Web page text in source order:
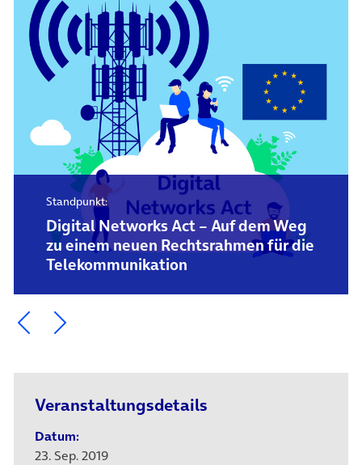
Standpunkt:
Digital Networks Act – Auf dem Weg
zu einem neuen Rechtsrahmen für die
Telekommunikation
Ein Element zurück blättern
Ein Element weiter blättern
Veranstaltungsdetails
Datum:
23. Sep. 2019